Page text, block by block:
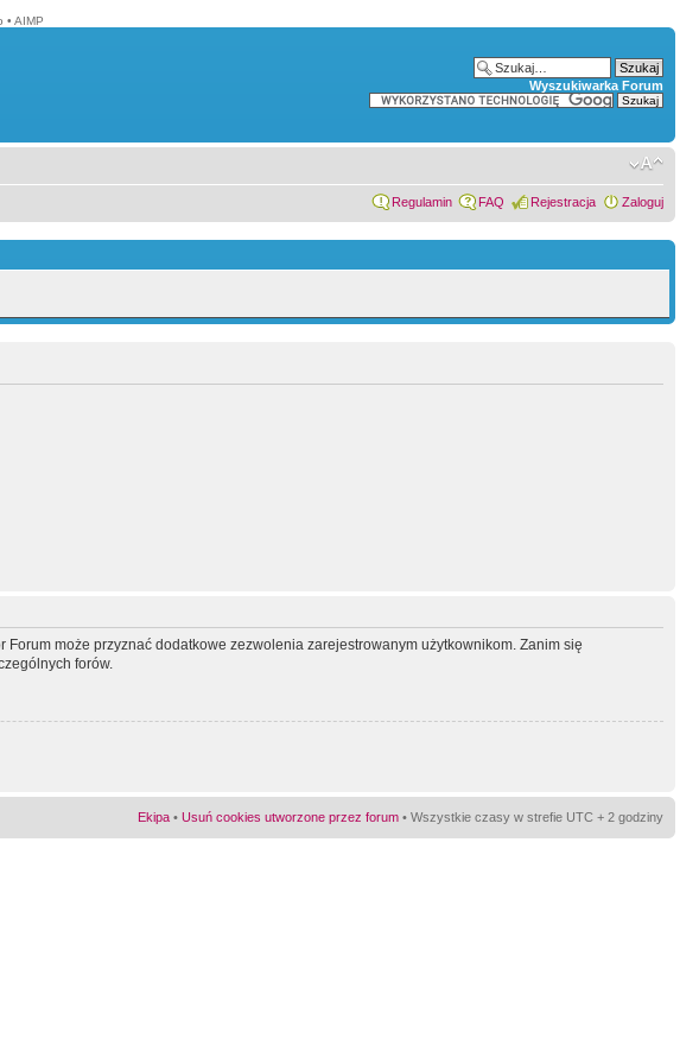
• AIMP
Wyszukiwarka Forum
Regulamin FAQ Rejestracja Zaloguj
może przyznać dodatkowe zezwolenia zarejestrowanym użytkownikom. Zanim się
forów.
Ekipa • Usuń cookies utworzone przez forum • Wszystkie czasy w strefie UTC + 2 godziny